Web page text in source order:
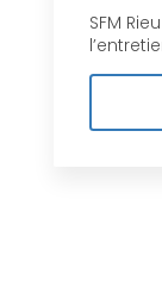
SFM